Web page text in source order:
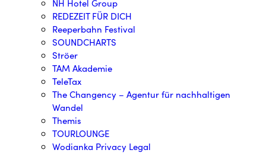
NH Hotel Group
REDEZEIT FÜR DICH
Reeperbahn Festival
SOUNDCHARTS
Ströer
TAM Akademie
TeleTax
The Changency – Agentur für nachhaltigen
Wandel
Themis
TOURLOUNGE
Wodianka Privacy Legal